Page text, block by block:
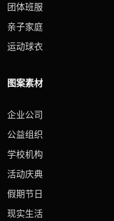
团体班服
亲子家庭
运动球衣
图案素材
企业公司
公益组织
学校机构
活动庆典
假期节日
现实生活